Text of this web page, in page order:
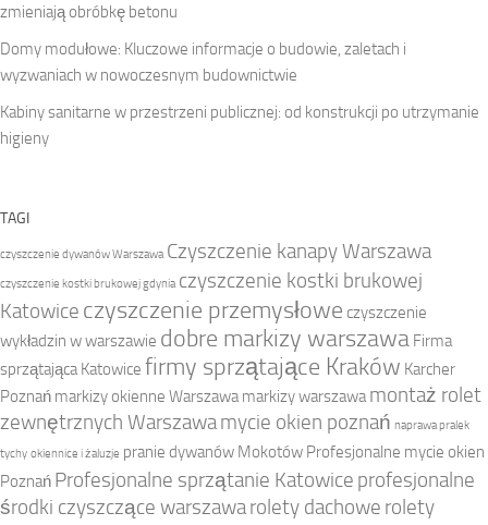
zmieniają obróbkę betonu
Domy modułowe: Kluczowe informacje o budowie, zaletach i
wyzwaniach w nowoczesnym budownictwie
Kabiny sanitarne w przestrzeni publicznej: od konstrukcji po utrzymanie
higieny
TAGI
czyszczenie dywanów Warszawa Czyszczenie kanapy Warszawa
czyszczenie kostki brukowej gdynia czyszczenie kostki brukowej
Katowice czyszczenie przemysłowe czyszczenie
wykładzin w warszawie dobre markizy warszawa Firma
sprzątająca Katowice firmy sprzątające Kraków Karcher
Poznań markizy okienne Warszawa markizy warszawa montaż rolet
zewnętrznych Warszawamycie okien poznań naprawa pralek
tychy okiennice i żaluzje pranie dywanów Mokotów Profesjonalne mycie okien
Poznań Profesjonalne sprzątanie Katowice profesjonalne
środki czyszczące warszawarolety dachowe rolety